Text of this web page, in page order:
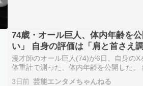
74歳・オール巨人、体内年齢を
い」 自身の評価は「肩と首さえ
なジジイ」
漫才師のオール巨人(74)が6日、自身の
体重計で測った、体内年齢を公開した
い芸人 吉本芸人 芸能
3日前 芸能エンタメちゃんねる